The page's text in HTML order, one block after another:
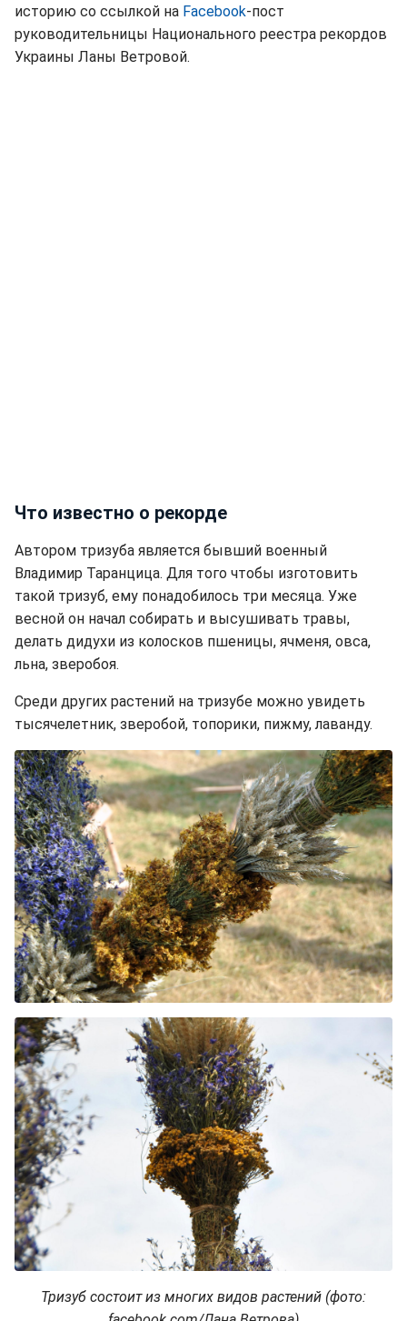
историю со ссылкой на Facebook-пост
руководительницы Национального реестра рекордов
Украины Ланы Ветровой.
Что известно о рекорде
Автором тризуба является бывший военный
Владимир Таранцица. Для того чтобы изготовить
такой тризуб, ему понадобилось три месяца. Уже
весной он начал собирать и высушивать травы,
делать дидухи из колосков пшеницы, ячменя, овса,
льна, зверобоя.
Среди других растений на тризубе можно увидеть
тысячелетник, зверобой, топорики, пижму, лаванду.
Тризуб состоит из многих видов растений (фото: